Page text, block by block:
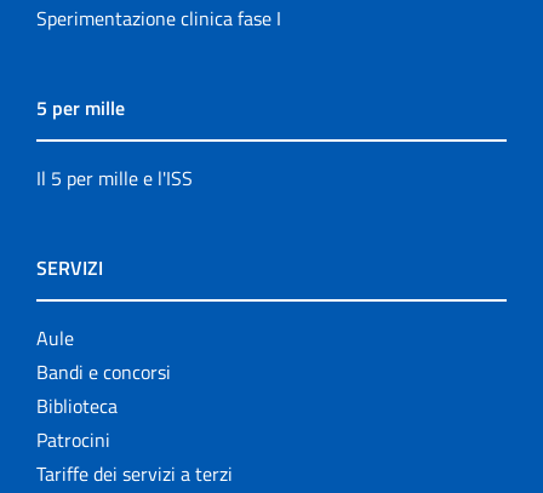
Sperimentazione clinica fase I
5 per mille
Il 5 per mille e l'ISS
SERVIZI
Aule
Bandi e concorsi
Biblioteca
Patrocini
Tariffe dei servizi a terzi